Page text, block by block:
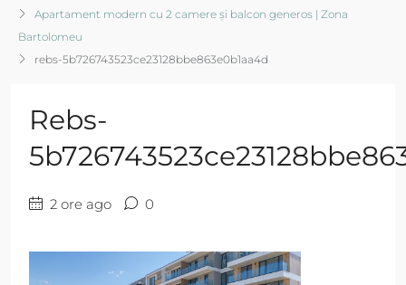
Apartament modern cu 2 camere și balcon generos | Zona
Bartolomeu
rebs-5b726743523ce23128bbe863e0b1aa4d
Rebs-
2 ore ago 0